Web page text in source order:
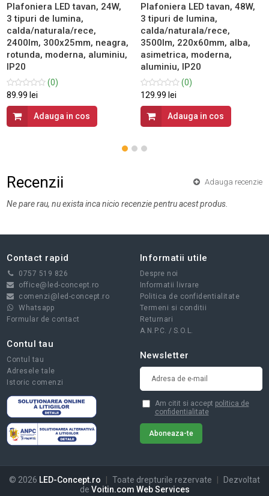
Plafoniera LED tavan, 24W,
3 tipuri de lumina,
calda/naturala/rece,
2400lm, 300x25mm, neagra,
rotunda, moderna, aluminiu,
IP20
(0)
89.99 lei
Adauga in cos
Plafoniera LED tavan, 48W,
3 tipuri de lumina,
calda/naturala/rece,
3500lm, 220x60mm, alba,
asimetrica, moderna,
aluminiu, IP20
(0)
129.99 lei
Adauga in cos
Recenzii Adauga recenzie
Ne pare rau, nu exista inca nicio recenzie pentru acest produs.
Contact rapid
0757 519 826
office@led-concept.ro
comenzi@led-concept.ro
Whatsapp
Formular de contact
Informatii utile
Despre noi
Informatii livrare
Politica de confidentialitate
Termeni si conditii
Returnari
A.N.P.C. / S.O.L.
Contul tau
Contul tau
Adresele tale
Istoric comenzi
Newsletter
Am citit si accept politica de
confidentialitate
© 2026 LED-Concept.ro | Toate drepturile rezervate |
Dezvoltat
de Voitin.com Web Services